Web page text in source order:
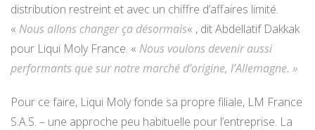
distribution restreint et avec un chiffre d’affaires limité.
« Nous allons changer ça désormais« , dit Abdellatif Dakkak
pour Liqui Moly France. « Nous voulons devenir aussi
performants que sur notre marché d’origine, l’Allemagne. »
Pour ce faire, Liqui Moly fonde sa propre filiale, LM France
S.A.S. – une approche peu habituelle pour l’entreprise. La